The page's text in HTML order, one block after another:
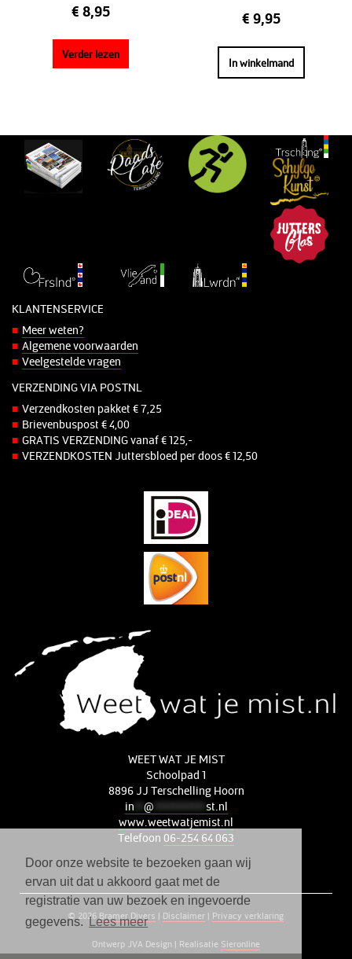
Door onze website te bezoeken gaan wij
ervan uit dat u akkoord gaat met de
registratie van uw bezoek en ingevoerde
gegevens.Lees meer
€ 8,95
Verder lezen
€ 9,95
In winkelmand
KLANTENSERVICE
Meer weten?
Algemene voorwaarden
Veelgestelde vragen
VERZENDING VIA POSTNL
Verzendkosten pakket € 7,25
Brievenbuspost € 4,00
GRATIS VERZENDING vanaf € 125,-
VERZENDKOSTEN Juttersbloed per doos € 12,50
WEET WAT JE MIST
Schoolpad 1
8896 JJ Terschelling Hoorn
in
@
st.nl
www.weetwatjemist.nl
Telefoon 06-254 64 063
© 2026 Bramer Divers | Disclaimer | Privacy verklaring
Ontwerp JVA Design | Realisatie Sieronline